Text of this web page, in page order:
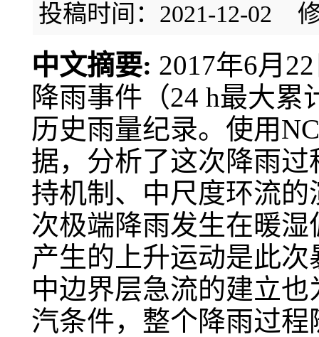
投稿时间：2021-12-02
中文摘要: 2017年6月
降雨事件（24 h最大累
历史雨量纪录。使用
据，分析了这次降雨
持机制、中尺度环流
次极端降雨发生在暖
产生的上升运动是此
中边界层急流的建立
汽条件，整个降雨过